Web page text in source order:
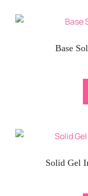
Base
Solid Gel